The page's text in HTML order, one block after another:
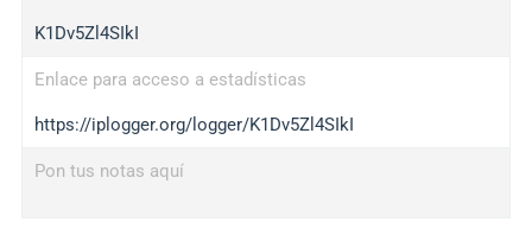
K1Dv5Zl4SIkI
Enlace para acceso a estadísticas
https://iplogger.org/logger/K1Dv5Zl4SIkI
Pon tus notas aquí